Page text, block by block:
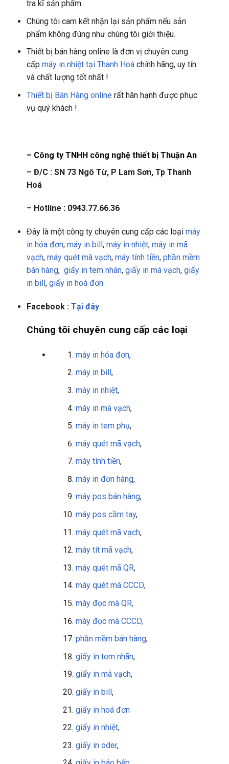
tra kĩ sản phẩm.
Chúng tôi cam kết nhận lại sản phẩm nếu sản
phẩm không đúng như chúng tôi giới thiệu.
Thiết bị bán hàng online là đơn vị chuyên cung
cấp máy in nhiệt tại Thanh Hoáchính hãng, uy tín
và chất lượng tốt nhất !
Thiết bị Bán Hàng online rất hân hạnh được phục
vụ quý khách !
– Công ty TNHH công nghệ thiết bị Thuận An
– Đ/C : SN 73 Ngô Từ, P Lam Sơn, Tp Thanh
Hoá
– Hotline : 0943.77.66.36
Đây là một công ty chuyên cung cấp các loạimáy
in hóa đơn, máy in bill, máy in nhiệt, máy in mã
vạch, máy quét mã vạch,máy tính tiền, phần mềm
bán hàng, giấy in tem nhãn, giấy in mã vạch, giấy
in bill, giấy in hoá đơn
Facebook : Tại đây
Chúng tôi chuyên cung cấp các loại
máy in hóa đơn,
máy in bill ,
máy in nhiệt,
máy in mã vạch,
máy in tem phụ,
máy quét mã vạch,
máy tính tiền,
máy in đơn hàng,
máy pos bán hàng,
máy pos cầm tay,
máy quét mã vạch,
máy tít mã vạch,
máy quét mã QR,
máy quét mã CCCD,
máy đọc mã QR,
máy đọc mã CCCD,
phần mềm bán hàng,
giấy in tem nhãn,
giấy in mã vạch,
giấy in bill,
giấy in hoá đơn
giấy in nhiệt,
giấy in oder,